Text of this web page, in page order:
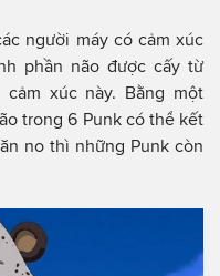
người máy có cảm xúc
phần não được cấy từ
xúc này. Bằng một
trong 6 Punk có thể kết
no thì những Punk còn